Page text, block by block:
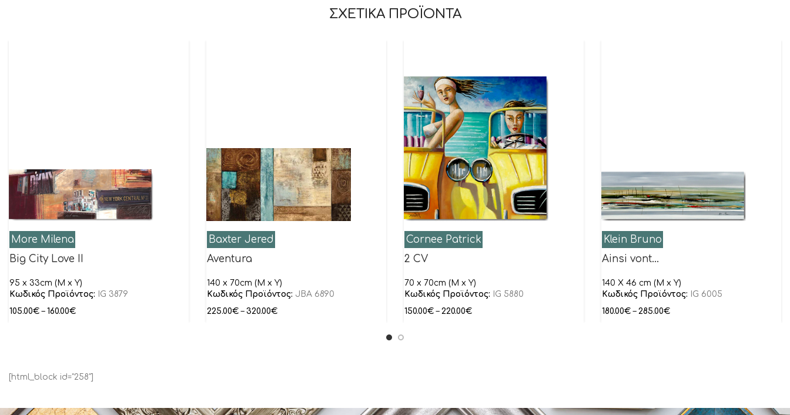
ΣΧΕΤΙΚΑ ΠΡΟΪΟΝΤΑ
More Milena
Big City Love II
95 x 33cm (M x Y)
Κωδικός Προϊόντος:
IG 3879
105.00€ – 160.00€
Baxter Jered
Aventura
140 x 70cm (M x Y)
Κωδικός Προϊόντος: JBA 6890
225.00€ – 320.00€
Cornee Patrick
2 CV
70 x 70cm (M x Y)
Κωδικός Προϊόντος:
IG 5880
150.00€ – 220.00€
Klein Bruno
Ainsi vont…
140 X 46 cm (M x Y)
Κωδικός Προϊόντος:
IG 6005
180.00€ – 285.00€
[html_block id="258"]